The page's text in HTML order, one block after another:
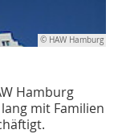
© HAW Hamburg
Hamburg
mit Familien